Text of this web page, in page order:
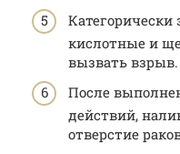
кислотные и
вызвать взрыв.
После
действий,
отверстие